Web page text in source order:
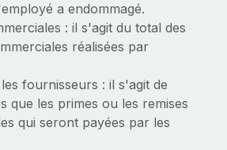
vos équipements informatiques
rapidement et en toute
a endommagé.
: il s'agit du total des
réalisées par
fournisseurs : il s'agit de
que les primes ou les remises
qui seront payées par les